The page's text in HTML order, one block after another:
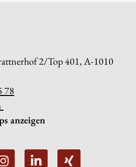
2/Top 401, A-1010
78
anzeigen